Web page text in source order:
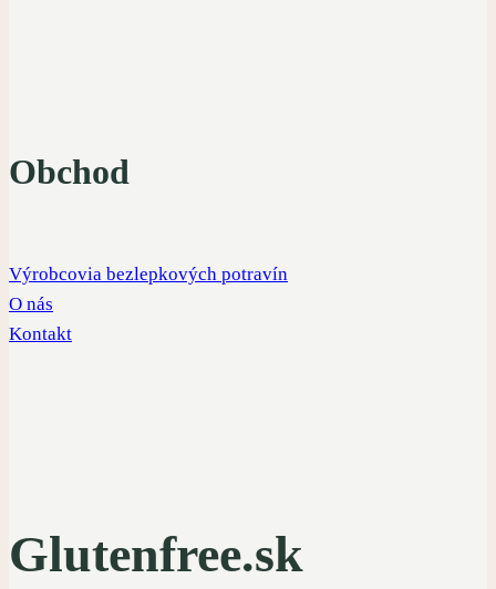
Obchod
Výrobcovia bezlepkových potravín
O nás
Kontakt
Glutenfree.sk